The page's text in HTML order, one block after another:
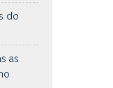
do
as